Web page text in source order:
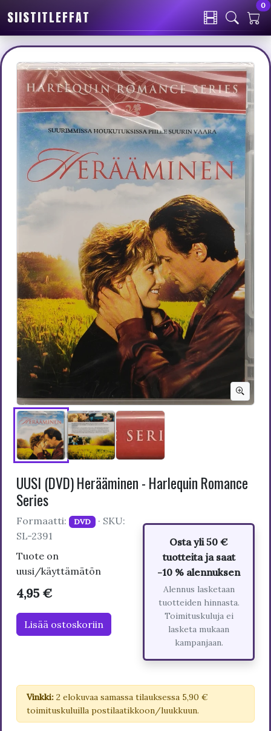
SIISTITLEFFAT
0
UUSI (DVD) Herääminen - Harlequin Romance
Series
Formaatti: DVD · SKU:
SL-2391
Tuote on
uusi/käyttämätön
4,95 €
Lisää ostoskoriin
Osta yli 50 €
tuotteita ja saat
-10 % alennuksen
Alennus lasketaan
tuotteiden hinnasta.
Toimituskuluja ei
lasketa mukaan
kampanjaan.
Vinkki: 2 elokuvaa samassa tilauksessa 5,90 €
toimituskuluilla postilaatikkoon/luukkuun.